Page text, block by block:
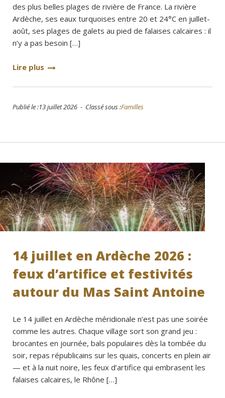
des plus belles plages de rivière de France. La rivière
Ardèche, ses eaux turquoises entre 20 et 24°C en juillet-
août, ses plages de galets au pied de falaises calcaires : il
n’y a pas besoin […]
Lire plus
Publié le :13 juillet 2026 - Classé sous :Familles
14 juillet en Ardèche 2026 :
feux d’artifice et festivités
autour du Mas Saint Antoine
Le 14 juillet en Ardèche méridionale n’est pas une soirée
comme les autres. Chaque village sort son grand jeu :
brocantes en journée, bals populaires dès la tombée du
soir, repas républicains sur les quais, concerts en plein air
— et à la nuit noire, les feux d’artifice qui embrasent les
falaises calcaires, le Rhône […]